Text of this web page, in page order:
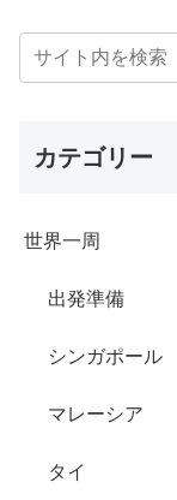
カテゴリー
世界一周
出発準備
シンガポール
マレーシア
タイ